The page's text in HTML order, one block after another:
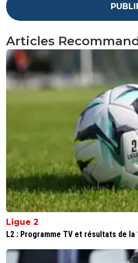
Articles
Ligue 2
L2 : Programme TV et résultats de